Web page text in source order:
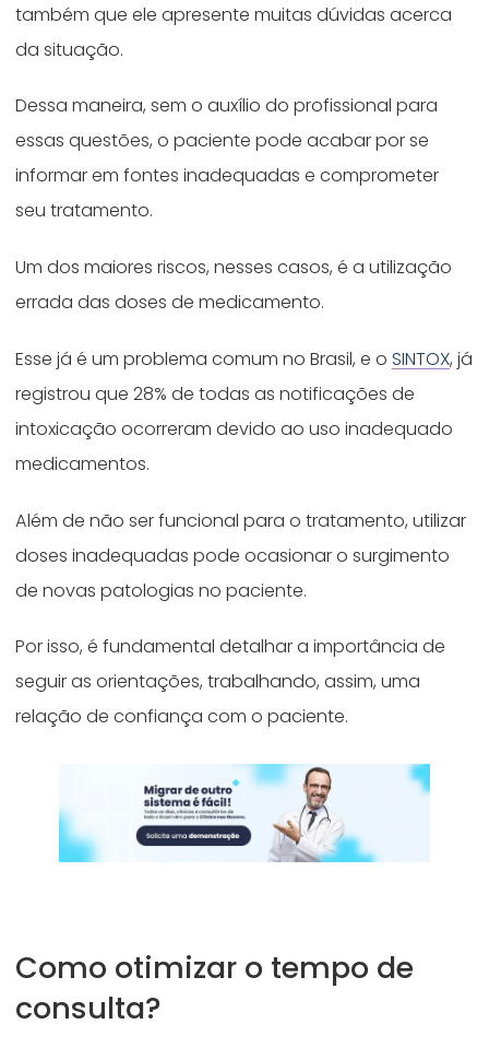
também que ele apresente muitas dúvidas acerca
da situação.
Dessa maneira, sem o auxílio do profissional para
essas questões, o paciente pode acabar por se
informar em fontes inadequadas e comprometer
seu tratamento.
Um dos maiores riscos, nesses casos, é a utilização
errada das doses de medicamento.
Esse já é um problema comum no Brasil, e oSINTOX, já
registrou que 28% de todas as notificações de
intoxicação ocorreram devido ao uso inadequado
medicamentos.
Além de não ser funcional para o tratamento, utilizar
doses inadequadas pode ocasionar o surgimento
de novas patologias no paciente.
Por isso, é fundamental detalhar a importância de
seguir as orientações, trabalhando, assim, uma
relação de confiança com o paciente.
Como otimizar o tempo de
consulta?